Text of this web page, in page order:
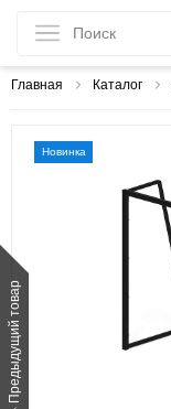
Главная Каталог
Новинка
Предыдущий товар